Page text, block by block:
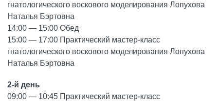
гнатологического воскового моделирования Лопухова
Наталья Бэртовна
14:00 — 15:00 Обед
15:00 — 17:00 Практический мастер-класс
гнатологического воскового моделирования Лопухова
Наталья Бэртовна
2-й день
09:00 — 10:45 Практический мастер-класс